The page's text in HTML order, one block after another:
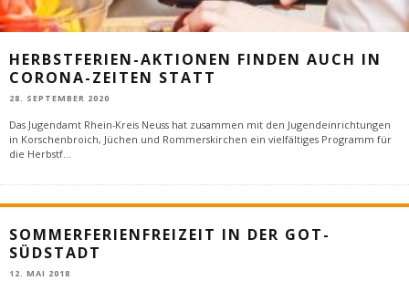
HERBSTFERIEN-AKTIONEN FINDEN AUCH IN
CORONA-ZEITEN STATT
28. SEPTEMBER 2020
Das Jugendamt Rhein-Kreis Neuss hat zusammen mit den Jugendeinrichtungen
in Korschenbroich, Jüchen und Rommerskirchen ein vielfältiges Programm für
die Herbstf...
SOMMERFERIENFREIZEIT IN DER GOT-
SÜDSTADT
12. MAI 2018